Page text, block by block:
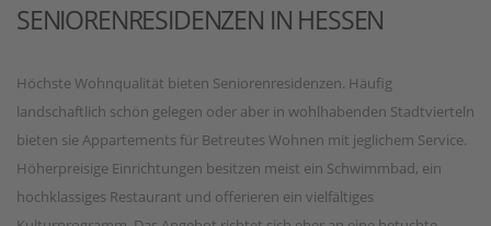
SENIORENRESIDENZEN IN HESSEN
Höchste Wohnqualität bieten Seniorenresidenzen. Häufig
landschaftlich schön gelegen oder aber in wohlhabenden Stadtvierteln
bieten sie Appartements für Betreutes Wohnen mit jeglichem Service.
Höherpreisige Einrichtungen besitzen meist ein Schwimmbad, ein
hochklassiges Restaurant und offerieren ein vielfältiges